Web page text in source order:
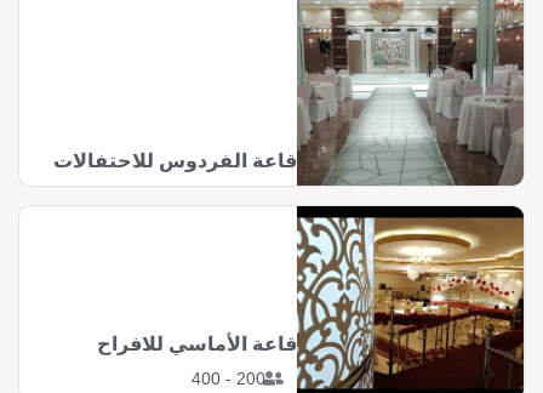
قاعة الفردوس للاحتفالات
200 - 400
قاعة الأماسي للافراح